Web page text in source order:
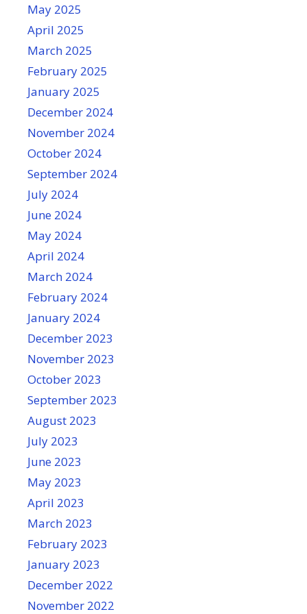
May 2025
April 2025
March 2025
February 2025
January 2025
December 2024
November 2024
October 2024
September 2024
July 2024
June 2024
May 2024
April 2024
March 2024
February 2024
January 2024
December 2023
November 2023
October 2023
September 2023
August 2023
July 2023
June 2023
May 2023
April 2023
March 2023
February 2023
January 2023
December 2022
November 2022